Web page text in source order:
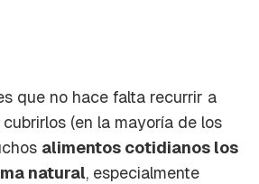
que no hace falta recurrir a
(en la mayoría de los
alimentos cotidianos los
natural, especialmente